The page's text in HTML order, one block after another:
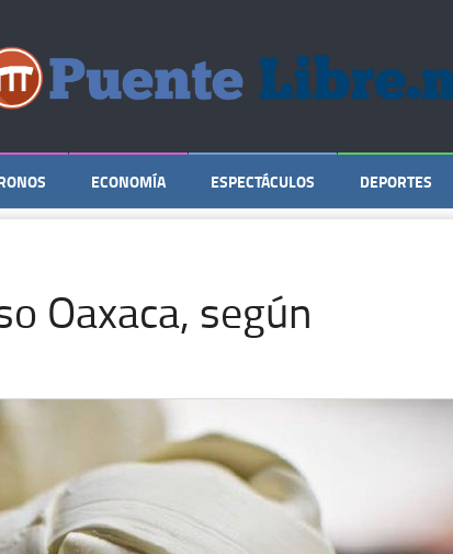
ECONOMÍA ESPECTÁCULOS DEPORTES
Oaxaca, según